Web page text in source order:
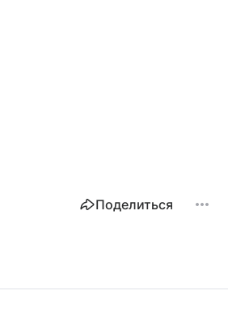
Поделиться